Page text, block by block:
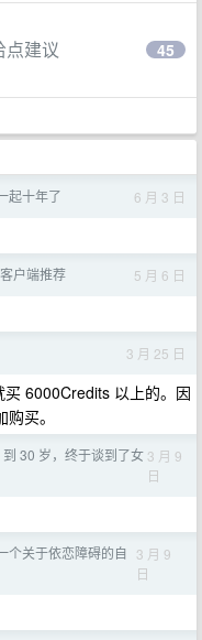
点建议 45
起十年了 6 月 3 日
户端推荐 5 月 6 日
3 月 25 日
6000Credits 以上的。因
买。
30 岁，终于谈到了女 3 月 9
日
个关于依恋障碍的自 3 月 9
日